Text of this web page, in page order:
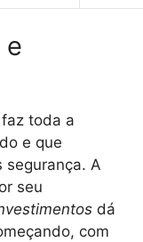
e
faz toda a
e que
segurança. A
seu
dá
com